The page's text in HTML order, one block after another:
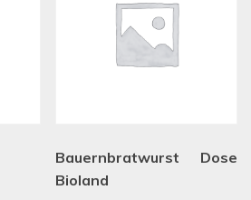
Bauernbratwurst Dose
Bioland